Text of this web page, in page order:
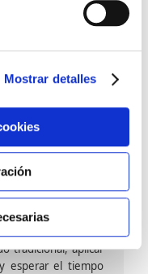
Mostrar detalles
En zonas de
placas, silestone,
el papel. Su
tira en seco, sin
un soporte de
tradicional, aplicar
esperar el tiempo